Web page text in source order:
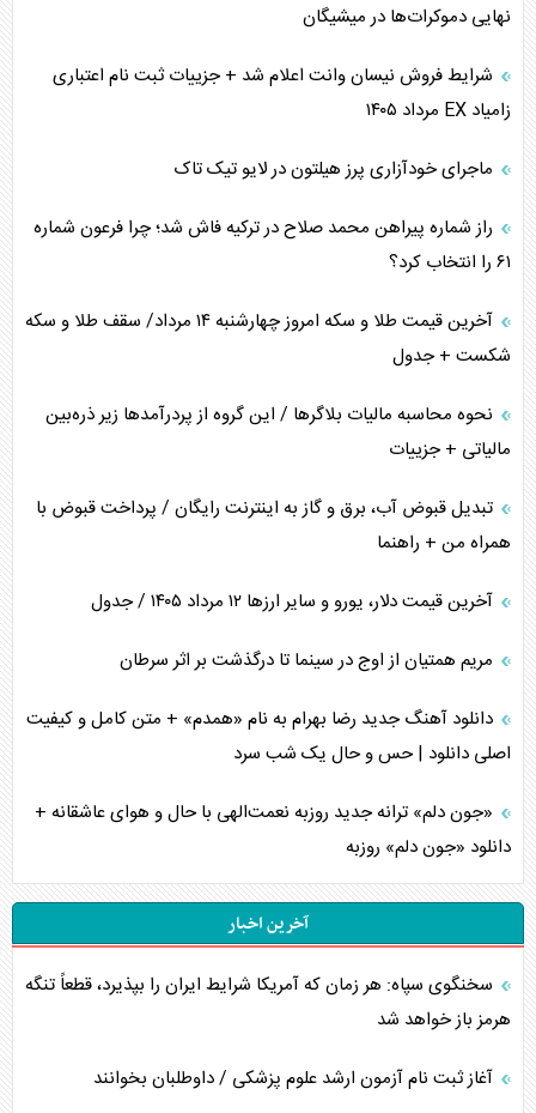
نهایی دموکرات‌ها در میشیگان
شرایط فروش نیسان وانت اعلام شد + جزییات ثبت نام اعتباری
زامیاد EX مرداد ۱۴۰۵
ماجرای خودآزاری پرز هیلتون در لایو تیک تاک
راز شماره پیراهن محمد صلاح در ترکیه فاش شد؛ چرا فرعون شماره
۶۱ را انتخاب کرد؟
آخرین قیمت طلا و سکه امروز چهارشنبه ۱۴ مرداد/ سقف طلا و سکه
شکست + جدول
نحوه محاسبه مالیات بلاگر‌ها / این گروه از پردرآمد‌ها زیر ذره‌بین
مالیاتی + جزییات
تبدیل قبوض آب، برق و گاز به اینترنت رایگان / پرداخت قبوض با
همراه من + راهنما
آخرین قیمت دلار، یورو و سایر ارز‌ها ۱۲ مرداد ۱۴۰۵ / جدول
مریم همتیان از اوج در سینما تا درگذشت بر اثر سرطان
دانلود آهنگ جدید رضا بهرام به نام «همدم» + متن کامل و کیفیت
اصلی دانلود | حس و حال یک شب سرد
«جون دلم» ترانه جدید روزبه نعمت‌الهی با حال و هوای عاشقانه +
دانلود «جون دلم» روزبه
آخرین اخبار
سخنگوی سپاه: هر زمان که آمریکا شرایط ایران را بپذیرد، قطعاً تنگه
هرمز باز خواهد شد
آغاز ثبت نام آزمون ارشد علوم پزشکی / داوطلبان بخوانند